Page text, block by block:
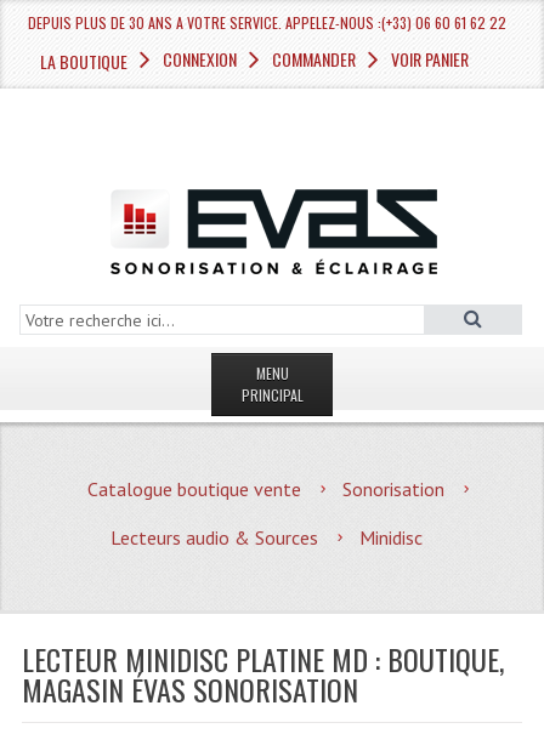
DEPUIS PLUS DE 30 ANS A VOTRE SERVICE. APPELEZ-NOUS :(+33) 06 60 61 62 22
LA BOUTIQUE CONNEXION COMMANDER VOIR PANIER
MENU
PRINCIPAL
MAGASIN
Quoi De Neuf?
Plan Acces, Horaires.
Location De Matériel
Catalogue boutique vente
Sonorisation
Lecteurs audio & Sources
Minidisc
LECTEUR MINIDISC PLATINE MD : BOUTIQUE,
MAGASIN ÉVAS SONORISATION